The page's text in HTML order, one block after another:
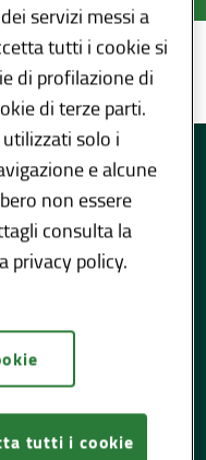
servizi messi a
tutti i cookie si
di profilazione di
di terze parti.
solo i
e alcune
non essere
consulta la
privacy policy.
tutti i cookie